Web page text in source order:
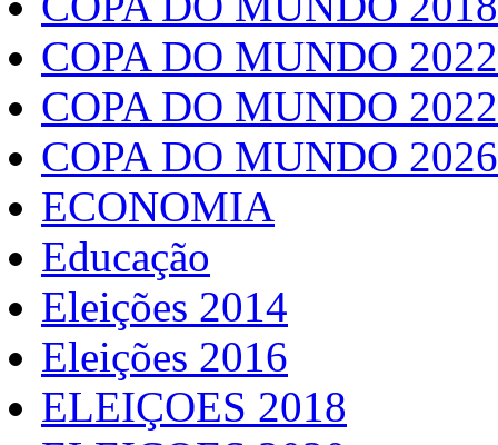
COPA DO MUNDO 2022
COPA DO MUNDO
COPA DO MUNDO 2026
ECONOMIA
Educação
Eleições 2014
Eleições 2016
ELEIÇOES 2018